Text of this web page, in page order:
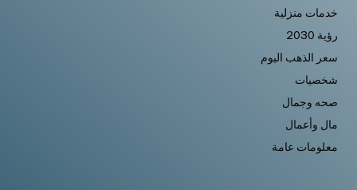
خدمات منزلية
رؤية 2030
سعر الذهب اليوم
شخصيات
صحه وجمال
مال وأعمال
معلومات عامة